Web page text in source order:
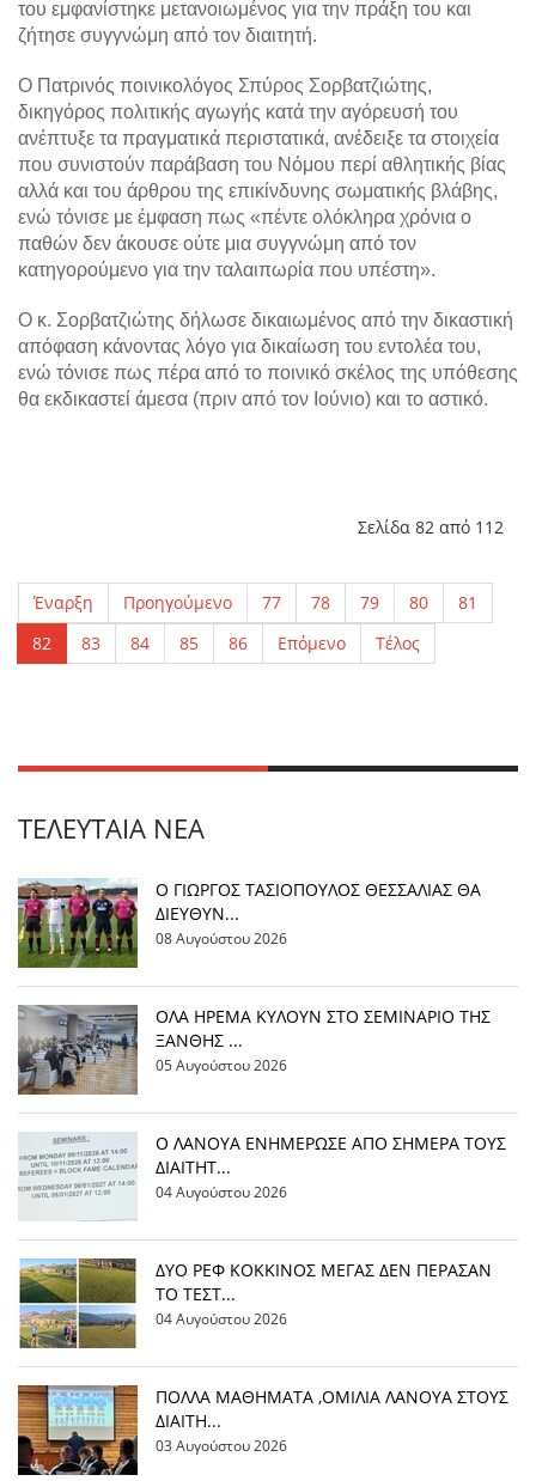
του εμφανίστηκε μετανοιωμένος για την πράξη του και
ζήτησε συγγνώμη από τον διαιτητή.
Ο Πατρινός ποινικολόγος Σπύρος Σορβατζιώτης,
δικηγόρος πολιτικής αγωγής κατά την αγόρευσή του
ανέπτυξε τα πραγματικά περιστατικά, ανέδειξε τα στοιχεία
που συνιστούν παράβαση του Νόμου περί αθλητικής βίας
αλλά και του άρθρου της επικίνδυνης σωματικής βλάβης,
ενώ τόνισε με έμφαση πως «πέντε ολόκληρα χρόνια ο
παθών δεν άκουσε ούτε μια συγγνώμη από τον
κατηγορούμενο για την ταλαιπωρία που υπέστη».
Ο κ. Σορβατζιώτης δήλωσε δικαιωμένος από την δικαστική
απόφαση κάνοντας λόγο για δικαίωση του εντολέα του,
ενώ τόνισε πως πέρα από το ποινικό σκέλος της υπόθεσης
θα εκδικαστεί άμεσα (πριν από τον Ιούνιο) και το αστικό.
Σελίδα 82 από 112
Έναρξη Προηγούμενο 77 78 79 80
81
82
83 84 85 86 Επόμενο Τέλος
ΤΕΛΕΥΤΑΊΑ ΝΈΑ
Ο ΓΙΩΡΓΟΣ ΤΑΣΙΟΠΟΥΛΟΣ ΘΕΣΣΑΛΙΑΣ ΘΑ
ΔΙΕΥΘΥΝ...
08 Αυγούστου 2026
OΛΑ ΗΡΕΜΑ ΚΥΛΟΥΝ ΣΤΟ ΣΕΜΙΝΑΡΙΟ ΤΗΣ
ΞΑΝΘΗΣ ...
05 Αυγούστου 2026
Ο ΛΑΝΟΥΑ ΕΝΗΜΕΡΩΣΕ ΑΠΟ ΣΗΜΕΡΑ ΤΟΥΣ
ΔΙΑΙΤΗΤ...
04 Αυγούστου 2026
ΔΥΟ ΡΕΦ ΚΟΚΚΙΝΟΣ ΜΕΓΑΣ ΔΕΝ ΠΕΡΑΣΑΝ
ΤΟ ΤΕΣΤ...
04 Αυγούστου 2026
ΠΟΛΛΑ ΜΑΘΗΜΑΤΑ ,ΟΜΙΛΙΑ ΛΑΝΟΥΑ ΣΤΟΥΣ
ΔΙΑΙΤΗ...
03 Αυγούστου 2026